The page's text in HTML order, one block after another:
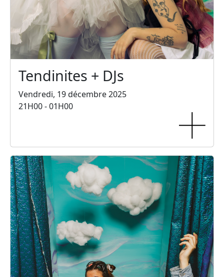
Tendinites + DJs
Vendredi, 19 décembre 2025
21H00 - 01H00